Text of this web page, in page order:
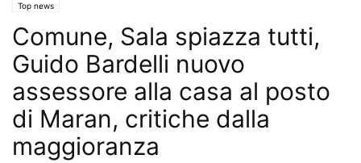
Top news
Comune, Sala spiazza tutti,
Guido Bardelli nuovo
assessore alla casa al posto
di Maran, critiche dalla
maggioranza